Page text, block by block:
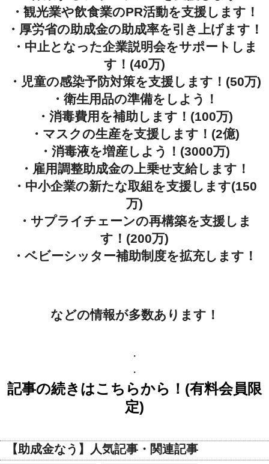
・観光業や飲食業のPR活動を支援します！
・厚労省の助成金の助成率を引き上げます！
・中止となった企業説明会をサポートしま
す！(40万)
・児童の感染予防対策を支援します！(50万)
・衛生用品の準備をしよう！
・消毒費用を補助します！(100万)
・マスクの生産を支援します！(2億)
・消毒液を増産しよう！(3000万)
・雇用調整助成金の上乗せ支給します！
・中小企業の新たな取組を支援します(150
万)
・サプライチェーンの再構築を支援しま
す！(200万)
・ベビーシッター補助制度を拡充します！
などの情報が多数あります！
・
・
記事の続きはこちらから！(有料会員限
定)
【助成金なう】人気記事・関連記事